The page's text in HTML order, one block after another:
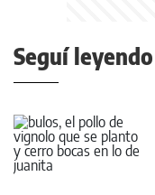
Seguí leyendo